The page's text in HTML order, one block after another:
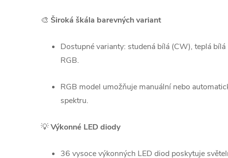
🎨 Široká škála barevných variant
Dostupné varianty: studená bílá (CW), teplá
RGB.
RGB model umožňuje manuální nebo
spektru.
💡Výkonné LED diody
36 vysoce výkonných LED diod poskytuje